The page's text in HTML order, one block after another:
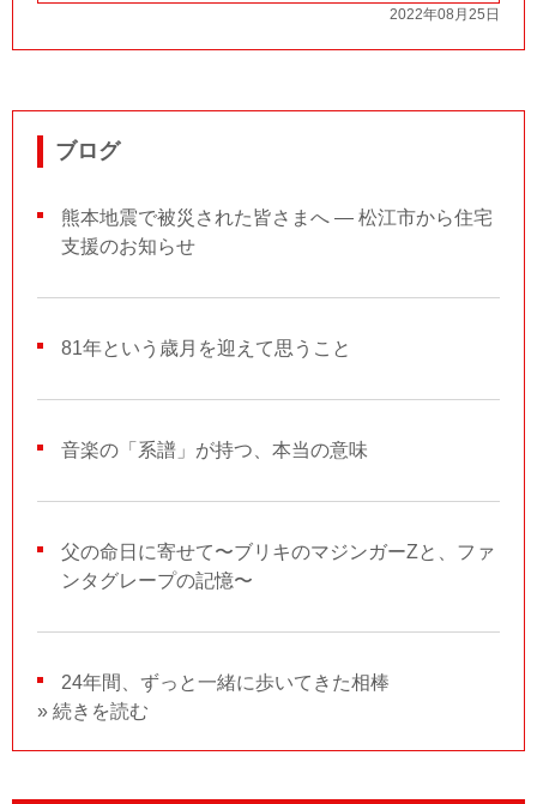
2022年08月25日
ブログ
熊本地震で被災された皆さまへ ― 松江市から住宅
支援のお知らせ
81年という歳月を迎えて思うこと
音楽の「系譜」が持つ、本当の意味
父の命日に寄せて〜ブリキのマジンガーZと、ファ
ンタグレープの記憶〜
24年間、ずっと一緒に歩いてきた相棒
» 続きを読む